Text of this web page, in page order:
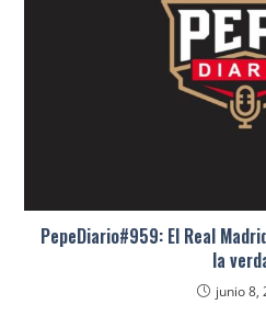
PepeDiario#959: El Real
la
junio 8,